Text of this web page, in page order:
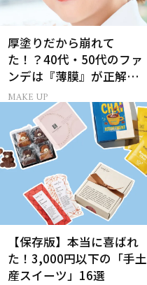
厚塗りだから崩れて
た！？40代・50代のファ
ンデは『薄膜』が正解で
した
MAKE UP
【保存版】本当に喜ばれ
た！3,000円以下の「手土
産スイーツ」16選